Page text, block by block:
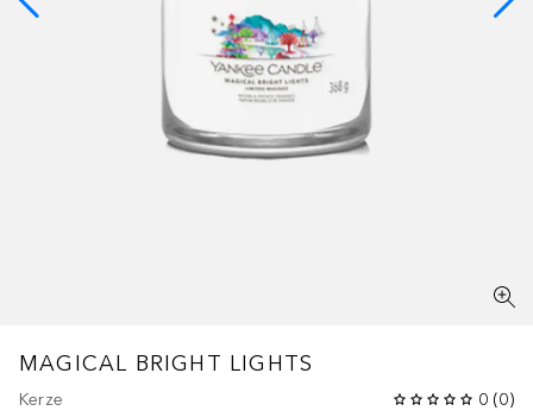
MAGICAL BRIGHT LIGHTS
Kerze 0 (0)